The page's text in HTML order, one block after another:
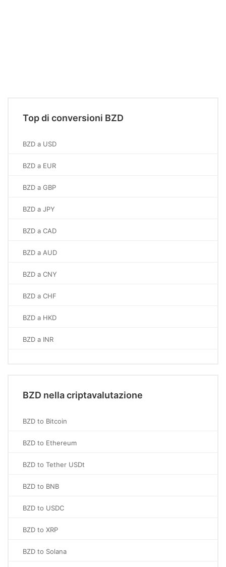
Top di conversioni BZD
BZD a USD
BZD a EUR
BZD a GBP
BZD a JPY
BZD a CAD
BZD a AUD
BZD a CNY
BZD a CHF
BZD a HKD
BZD a INR
BZD nella criptavalutazione
BZD to Bitcoin
BZD to Ethereum
BZD to Tether USDt
BZD to BNB
BZD to USDC
BZD to XRP
BZD to Solana